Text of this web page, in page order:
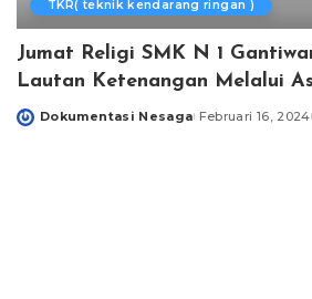
TKR( teknik kendarang ringan )
Jumat Religi SMK N 1
Lautan Ketenangan Melalui
Posted
Dokumentasi Nesaga Februari 16, 2024